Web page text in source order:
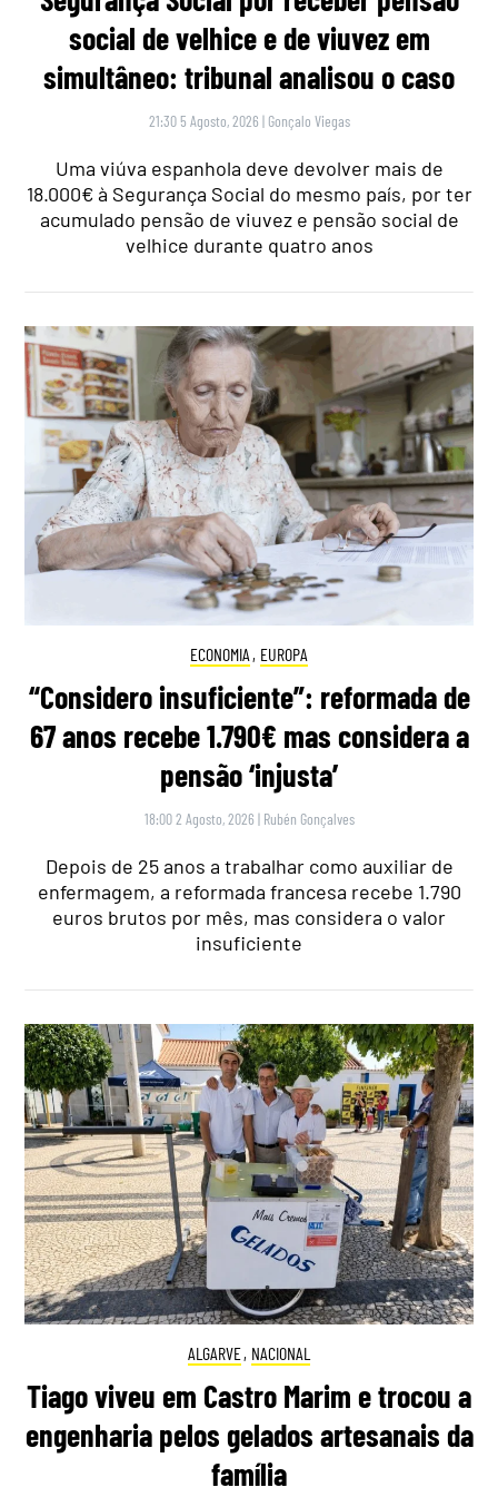
social de velhice e de viuvez em
simultâneo: tribunal analisou o caso
21:30 5 Agosto, 2026 | Gonçalo Viegas
Uma viúva espanhola deve devolver mais de
18.000€ à Segurança Social do mesmo país, por ter
acumulado pensão de viuvez e pensão social de
velhice durante quatro anos
ECONOMIA , EUROPA
“Considero insuficiente”: reformada de
67 anos recebe 1.790€ mas considera a
pensão ‘injusta’
18:00 2 Agosto, 2026 | Rubén Gonçalves
Depois de 25 anos a trabalhar como auxiliar de
enfermagem, a reformada francesa recebe 1.790
euros brutos por mês, mas considera o valor
insuficiente
ALGARVE, NACIONAL
Tiago viveu em Castro Marim e trocou a
engenharia pelos gelados artesanais da
família